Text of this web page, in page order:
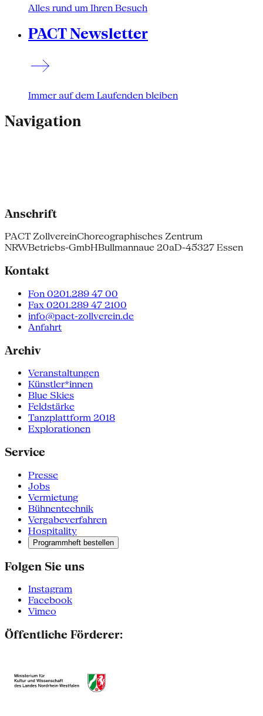
Alles rund um Ihren Besuch
PACT Newsletter
Immer auf dem Laufenden bleiben
Navigation
Anschrift
PACT ZollvereinChoreographisches Zentrum
NRWBetriebs-GmbHBullmannaue 20aD-45327 Essen
Kontakt
Fon 0201.289 47 00
Fax 0201.289 47 2100
info@pact-zollverein.de
Anfahrt
Archiv
Veranstaltungen
Künstler*innen
Blue Skies
Feldstärke
Tanzplattform 2018
Explorationen
Service
Presse
Jobs
Vermietung
Bühnentechnik
Vergabeverfahren
Hospitality
Programmheft bestellen
Folgen Sie uns
Instagram
Facebook
Vimeo
Öffentliche Förderer: